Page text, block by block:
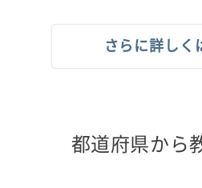
さらに詳しく
都道府県から